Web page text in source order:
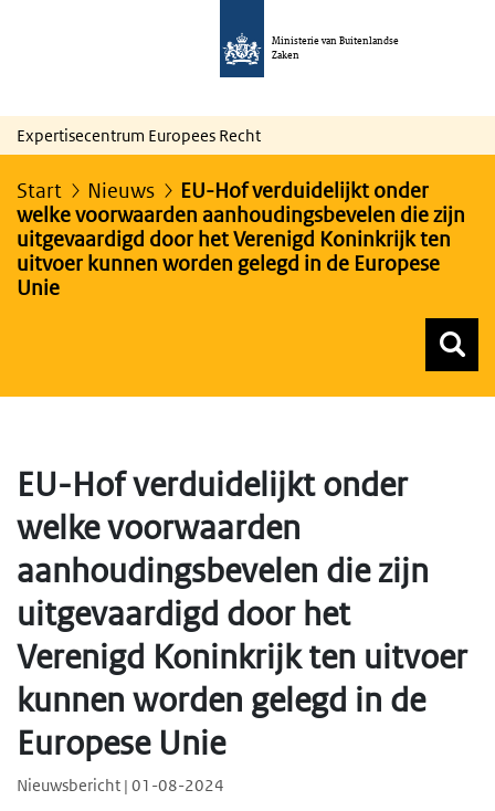
Ministerie van Buitenlandse
Zaken
Expertisecentrum Europees Recht
Start Nieuws
EU-Hof verduidelijkt onder
welke voorwaarden aanhoudingsbevelen die zijn
uitgevaardigd door het Verenigd Koninkrijk ten
uitvoer kunnen worden gelegd in de Europese
Unie
EU-Hof verduidelijkt onder
welke voorwaarden
aanhoudingsbevelen die zijn
uitgevaardigd door het
Verenigd Koninkrijk ten uitvoer
kunnen worden gelegd in de
Europese Unie
Nieuwsbericht | 01-08-2024